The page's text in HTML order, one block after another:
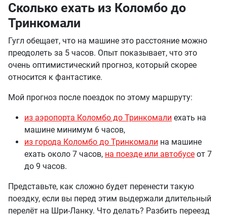
Сколько ехать из Коломбо до
Тринкомали
Гугл обещает, что на машине это расстояние можно
преодолеть за 5 часов. Опыт показывает, что это
очень оптимистический прогноз, который скорее
относится к фантастике.
Мой прогноз после поездок по этому маршруту:
из аэропорта Коломбо до Тринкомали ехать на
машине минимум 6 часов,
из города Коломбо до Тринкомали на машине
ехать около 7 часов, на поезде или автобусе от 7
до 9 часов.
Представьте, как сложно будет перенести такую
поездку, если вы перед этим выдержали длительный
перелёт на Шри-Ланку. Что делать? Разбить переезд